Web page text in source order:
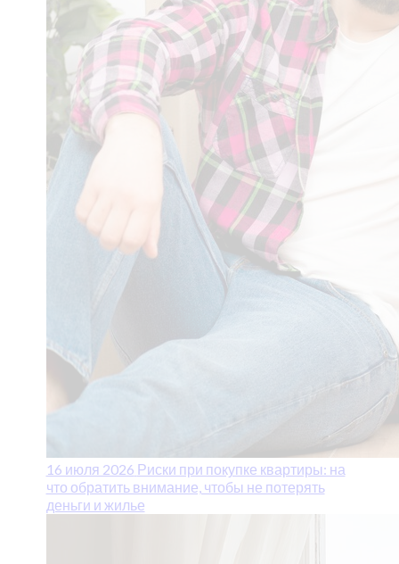
16 июля 2026 Риски при покупке квартиры: на
что обратить внимание, чтобы не потерять
деньги и жилье